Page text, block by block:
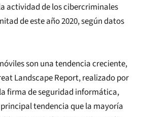
actividad de los cibercriminales
de este año 2020, según datos
son una tendencia creciente,
Landscape Report, realizado por
firma de seguridad informática,
tendencia que la mayoría